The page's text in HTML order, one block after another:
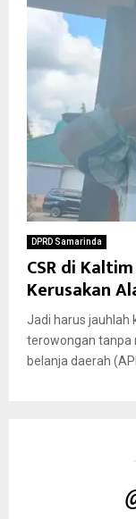
DPRD Samarinda
CSR di
Kerusakan
Jadi harus jauhlah
terowongan tanpa
belanja daerah